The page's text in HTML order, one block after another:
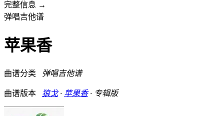
完整信息 →
弹唱吉他谱
苹果香
曲谱分类 弹唱吉他谱
曲谱版本 狼戈· 苹果香· 专辑版